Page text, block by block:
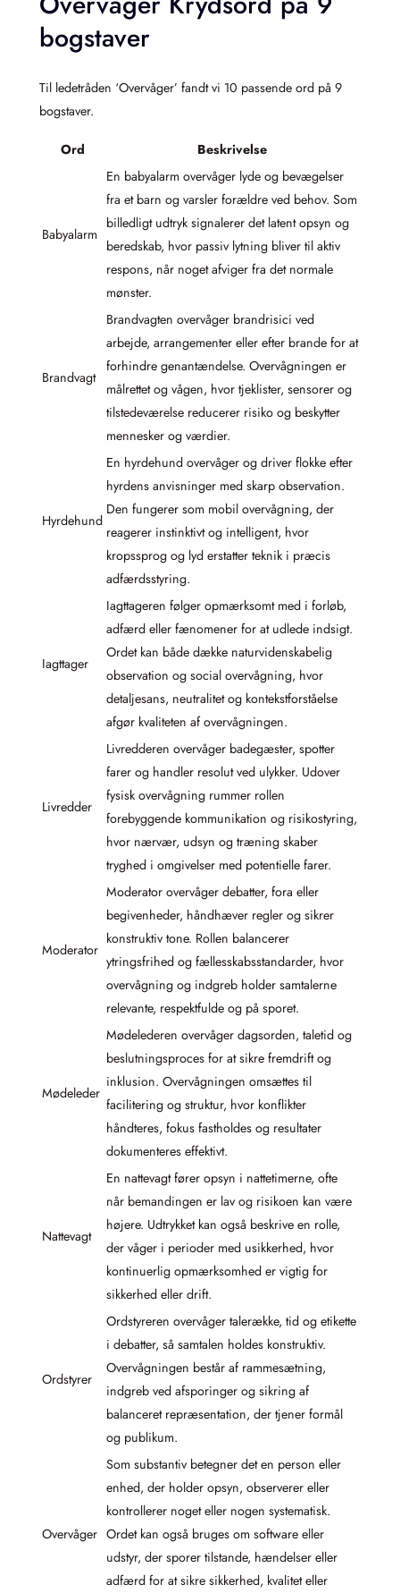
bogstaver
Til ledetråden ‘Overvåger’ fandt vi 10 passende ord på 9
bogstaver.
Ord Beskrivelse
Babyalarm
En babyalarm overvåger lyde og bevægelser
fra et barn og varsler forældre ved behov. Som
billedligt udtryk signalerer det latent opsyn og
beredskab, hvor passiv lytning bliver til aktiv
respons, når noget afviger fra det normale
mønster.
Brandvagt
Brandvagten overvåger brandrisici ved
arbejde, arrangementer eller efter brande for at
forhindre genantændelse. Overvågningen er
målrettet og vågen, hvor tjeklister, sensorer og
tilstedeværelse reducerer risiko og beskytter
mennesker og værdier.
Hyrdehund
En hyrdehund overvåger og driver flokke efter
hyrdens anvisninger med skarp observation.
Den fungerer som mobil overvågning, der
reagerer instinktivt og intelligent, hvor
kropssprog og lyd erstatter teknik i præcis
adfærdsstyring.
Iagttager
Iagttageren følger opmærksomt med i forløb,
adfærd eller fænomener for at udlede indsigt.
Ordet kan både dække naturvidenskabelig
observation og social overvågning, hvor
detaljesans, neutralitet og kontekstforståelse
afgør kvaliteten af overvågningen.
Livredder
Livredderen overvåger badegæster, spotter
farer og handler resolut ved ulykker. Udover
fysisk overvågning rummer rollen
forebyggende kommunikation og risikostyring,
hvor nærvær, udsyn og træning skaber
tryghed i omgivelser med potentielle farer.
Moderator
Moderator overvåger debatter, fora eller
begivenheder, håndhæver regler og sikrer
konstruktiv tone. Rollen balancerer
ytringsfrihed og fællesskabsstandarder, hvor
overvågning og indgreb holder samtalerne
relevante, respektfulde og på sporet.
Mødeleder
Mødelederen overvåger dagsorden, taletid og
beslutningsproces for at sikre fremdrift og
inklusion. Overvågningen omsættes til
facilitering og struktur, hvor konflikter
håndteres, fokus fastholdes og resultater
dokumenteres effektivt.
Nattevagt
En nattevagt fører opsyn i nattetimerne, ofte
når bemandingen er lav og risikoen kan være
højere. Udtrykket kan også beskrive en rolle,
der våger i perioder med usikkerhed, hvor
kontinuerlig opmærksomhed er vigtig for
sikkerhed eller drift.
Ordstyrer
Ordstyreren overvåger talerække, tid og etikette
i debatter, så samtalen holdes konstruktiv.
Overvågningen består af rammesætning,
indgreb ved afsporinger og sikring af
balanceret repræsentation, der tjener formål
og publikum.
Overvåger
Som substantiv betegner det en person eller
enhed, der holder opsyn, observerer eller
kontrollerer noget eller nogen systematisk.
Ordet kan også bruges om software eller
udstyr, der sporer tilstande, hændelser eller
adfærd for at sikre sikkerhed, kvalitet eller